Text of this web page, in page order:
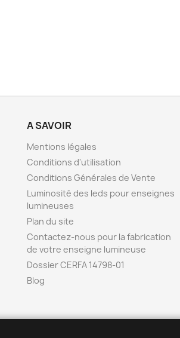
A SAVOIR
Mentions légales
Conditions d'utilisation
Conditions Générales de Vente
Luminosité des leds pour enseignes
lumineuses
Plan du site
Contactez-nous pour la fabrication
de votre enseigne lumineuse
Dossier CERFA 14798-01
Blog